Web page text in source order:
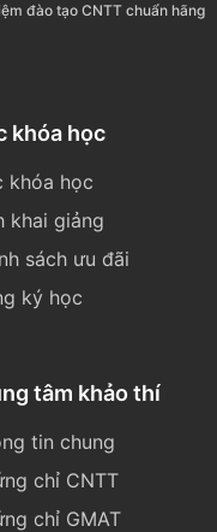
đào tạo CNTT chuẩn hãng
khóa học
khóa học
khai giảng
sách ưu đãi
ký học
tâm khảo thí
tin chung
chỉ CNTT
chỉ GMAT